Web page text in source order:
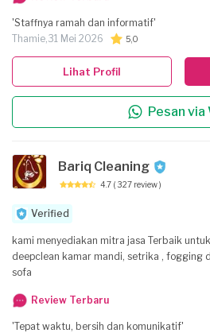
'Staffnya ramah dan informatif'
Thamie,31 Mei 2026 5,0
Pesan via
Lihat Profil
Bariq Cleaning
4.7 ( 327 review )
Verified
kami menyediakan mitra jasa Terbaik
deepclean kamar mandi, setrika , fogging
sofa
Review Terbaru
'Tepat waktu, bersih dan komunikatif'